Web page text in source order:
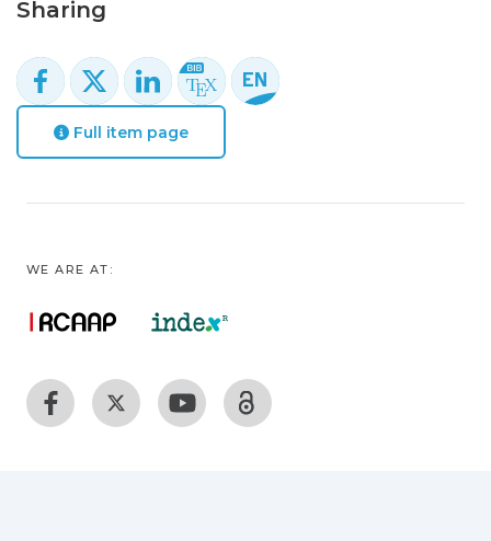
Sharing
Full item page
WE ARE AT: